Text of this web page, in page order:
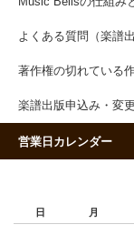
よくある質問（楽譜
著作権の切れている
楽譜出版申込み・変更
営業日カレンダー
日 月